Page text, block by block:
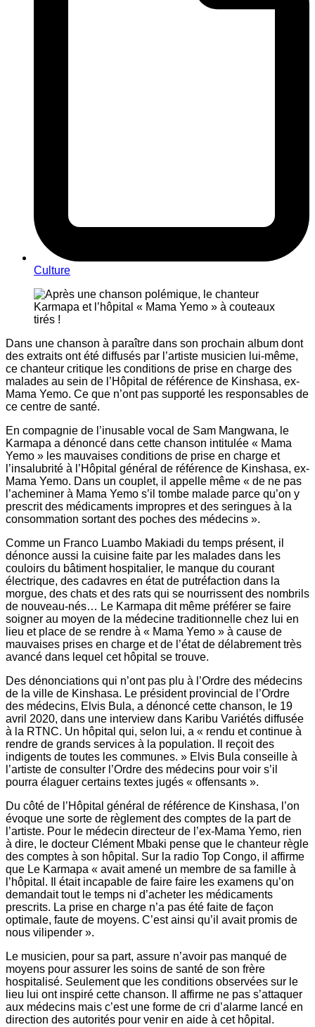
Culture
Dans une chanson à paraître dans son prochain album dont
des extraits ont été diffusés par l’artiste musicien lui-même,
ce chanteur critique les conditions de prise en charge des
malades au sein de l’Hôpital de référence de Kinshasa, ex-
Mama Yemo. Ce que n’ont pas supporté les responsables de
ce centre de santé.
En compagnie de l’inusable vocal de Sam Mangwana, le
Karmapa a dénoncé dans cette chanson intitulée « Mama
Yemo » les mauvaises conditions de prise en charge et
l’insalubrité à l’Hôpital général de référence de Kinshasa, ex-
Mama Yemo. Dans un couplet, il appelle même « de ne pas
l’acheminer à Mama Yemo s’il tombe malade parce qu’on y
prescrit des médicaments impropres et des seringues à la
consommation sortant des poches des médecins ».
Comme un Franco Luambo Makiadi du temps présent, il
dénonce aussi la cuisine faite par les malades dans les
couloirs du bâtiment hospitalier, le manque du courant
électrique, des cadavres en état de putréfaction dans la
morgue, des chats et des rats qui se nourrissent des nombrils
de nouveau-nés… Le Karmapa dit même préférer se faire
soigner au moyen de la médecine traditionnelle chez lui en
lieu et place de se rendre à « Mama Yemo » à cause de
mauvaises prises en charge et de l’état de délabrement très
avancé dans lequel cet hôpital se trouve.
Des dénonciations qui n’ont pas plu à l’Ordre des médecins
de la ville de Kinshasa. Le président provincial de l’Ordre
des médecins, Elvis Bula, a dénoncé cette chanson, le 19
avril 2020, dans une interview dans Karibu Variétés diffusée
à la RTNC. Un hôpital qui, selon lui, a « rendu et continue à
rendre de grands services à la population. Il reçoit des
indigents de toutes les communes. » Elvis Bula conseille à
l’artiste de consulter l’Ordre des médecins pour voir s’il
pourra élaguer certains textes jugés « offensants ».
Du côté de l’Hôpital général de référence de Kinshasa, l’on
évoque une sorte de règlement des comptes de la part de
l’artiste. Pour le médecin directeur de l’ex-Mama Yemo, rien
à dire, le docteur Clément Mbaki pense que le chanteur règle
des comptes à son hôpital. Sur la radio Top Congo, il affirme
que Le Karmapa « avait amené un membre de sa famille à
l’hôpital. Il était incapable de faire faire les examens qu’on
demandait tout le temps ni d’acheter les médicaments
prescrits. La prise en charge n’a pas été faite de façon
optimale, faute de moyens. C’est ainsi qu’il avait promis de
nous vilipender ».
Le musicien, pour sa part, assure n’avoir pas manqué de
moyens pour assurer les soins de santé de son frère
hospitalisé. Seulement que les conditions observées sur le
lieu lui ont inspiré cette chanson. Il affirme ne pas s’attaquer
aux médecins mais c’est une forme de cri d’alarme lancé en
direction des autorités pour venir en aide à cet hôpital.